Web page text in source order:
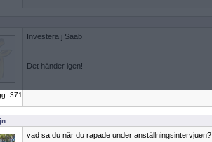
371
Investera j Saab
Det händer igen!
vad sa du när du rapade under anställningsintervjuen?